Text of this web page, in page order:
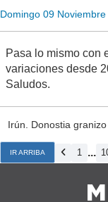
Domingo 09
Pasa lo mismo con
variaciones desde
Saludos.
Irún. Donostia
IR ARRIBA 1 ...